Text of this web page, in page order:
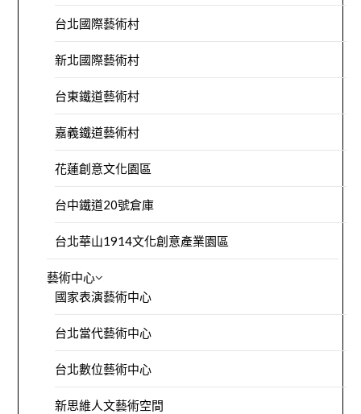
台北國際藝術村
新北國際藝術村
台東鐵道藝術村
嘉義鐵道藝術村
花蓮創意文化園區
台中鐵道20號倉庫
台北華山1914文化創意產業園區
藝術中心
國家表演藝術中心
台北當代藝術中心
台北數位藝術中心
新思維人文藝術空間